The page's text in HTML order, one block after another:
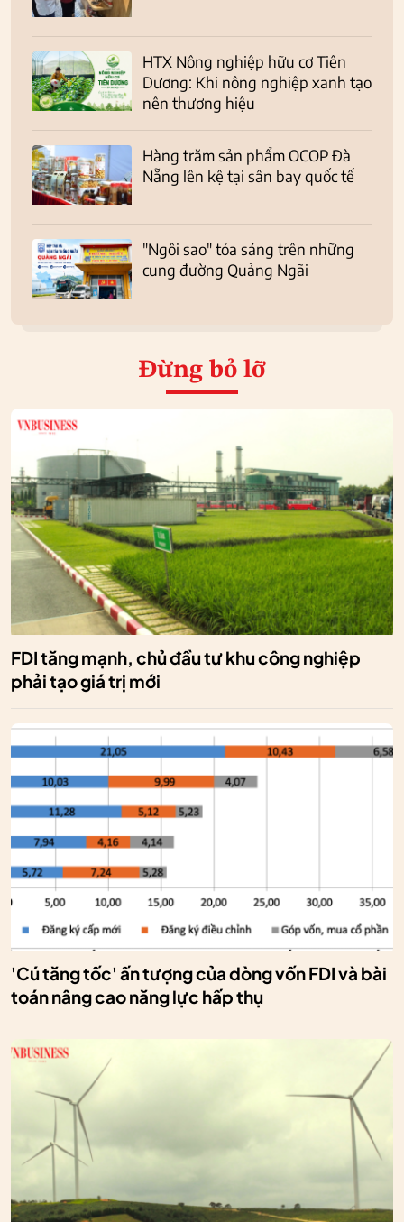
HTX Nông nghiệp hữu cơ Tiên
Dương: Khi nông nghiệp xanh tạo
nên thương hiệu
Hàng trăm sản phẩm OCOP Đà
Nẵng lên kệ tại sân bay quốc tế
"Ngôi sao" tỏa sáng trên những
cung đường Quảng Ngãi
Đừng bỏ lỡ
FDI tăng mạnh, chủ đầu tư khu công nghiệp
phải tạo giá trị mới
'Cú tăng tốc' ấn tượng của dòng vốn FDI và bài
toán nâng cao năng lực hấp thụ